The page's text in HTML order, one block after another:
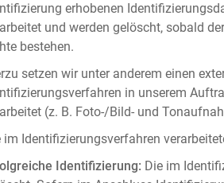
erhobenen
und werden gelöscht, sobald
bestehen.
setzen wir unter anderem einen
in unserem
(z. B. Foto-/Bild- und
im Identifizierungsverfahren
Identifizierung: Die im